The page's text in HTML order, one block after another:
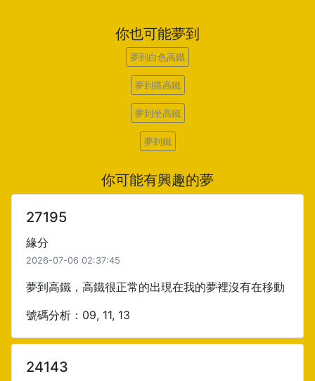
你也可能夢到
夢到白色高鐵
夢到搭高鐵
夢到坐高鐵
夢到鐵
你可能有興趣的夢
27195
緣分
2026-07-06 02:37:45
夢到高鐵，高鐵很正常的出現在我的夢裡沒有在移動
號碼分析：09, 11, 13
24143